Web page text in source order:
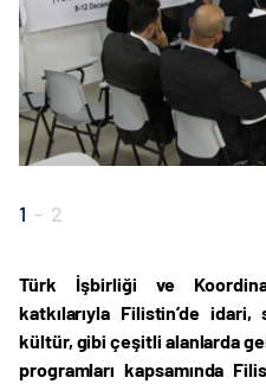
1 - 2
Türk İşbirliği ve
katkılarıyla Filistin’de
kültür, gibi çeşitli alanlarda
programları kapsamında